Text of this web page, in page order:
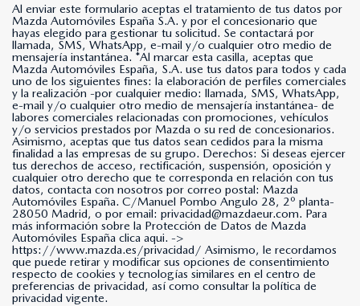
Al enviar este formulario aceptas el tratamiento de tus datos por
Mazda Automóviles España S.A. y por el concesionario que
hayas elegido para gestionar tu solicitud. Se contactará por
llamada, SMS, WhatsApp, e-mail y/o cualquier otro medio de
mensajería instantánea. *Al marcar esta casilla, aceptas que
Mazda Automóviles España, S.A. use tus datos para todos y cada
uno de los siguientes fines: la elaboración de perfiles comerciales
y la realización -por cualquier medio: llamada, SMS, WhatsApp,
e-mail y/o cualquier otro medio de mensajería instantánea- de
labores comerciales relacionadas con promociones, vehículos
y/o servicios prestados por Mazda o su red de concesionarios.
Asimismo, aceptas que tus datos sean cedidos para la misma
finalidad a las empresas de su grupo. Derechos: Si deseas ejercer
tus derechos de acceso, rectificación, suspensión, oposición y
cualquier otro derecho que te corresponda en relación con tus
datos, contacta con nosotros por correo postal: Mazda
Automóviles España. C/Manuel Pombo Angulo 28, 2º planta-
28050 Madrid, o por email: privacidad@mazdaeur.com. Para
más información sobre la Protección de Datos de Mazda
Automóviles España clica aqui. ->
https://www.mazda.es/privacidad/
que puede retirar y modificar sus opciones de consentimiento
respecto de cookies y tecnologías similares en el centro de
preferencias de privacidad, así como consultar la política de
privacidad vigente.